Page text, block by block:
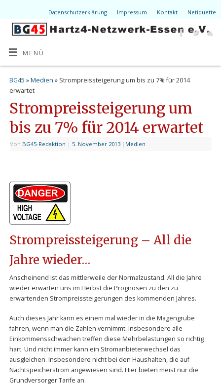
Datenschutzerklärung Impressum Kontakt Netiquette
MENÜ
BG45 »Medien » Strompreissteigerung um bis zu 7% für 2014
erwartet
Strompreissteigerung um
bis zu 7% für 2014 erwartet
Von BG45-Redaktion | 5. November 2013 | Medien
Strompreissteigerung – All die
Jahre wieder…
Anscheinend ist das mittlerweile der Normalzustand. All die Jahre
wieder erwarten uns im Herbst die Prognosen zu den zu
erwartenden Strompreissteigerungen des kommenden Jahres.
Auch dieses Jahr kann es einem mal wieder in die Magengrube
fahren, wenn man die Zahlen vernimmt. Insbesondere alle
Einkommensschwachen treffen diese Mehrbelastungen so richtig
hart. Und nicht immer kann ein Stromanbieterwechsel das
ausgleichen. Insbesondere nicht bei den Haushalten, die auf
Nachtspeicherstrom angewiesen sind. Hier bieten meist nur die
Grundversorger Tarife an.